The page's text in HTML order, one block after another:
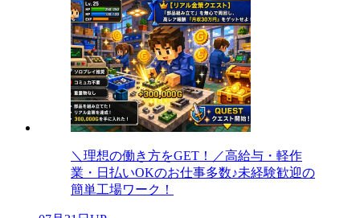
＼理想の働き方をGET！／高給与・軽作
業・日払いOKのお仕事多数♪未経験歓迎の
簡単工場ワーク！